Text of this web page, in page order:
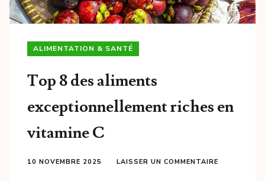
ALIMENTATION & SANTÉ
Top 8 des aliments
exceptionnellement riches en
vitamine C
10 NOVEMBRE 2025 LAISSER UN COMMENTAIRE